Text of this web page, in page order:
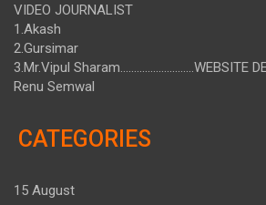
VIDEO JOURNALIST
1.Akash
2.Gursimar
3.Mr.Vipul Sharam...........................WEBSITE
Renu Semwal
CATEGORIES
15 August